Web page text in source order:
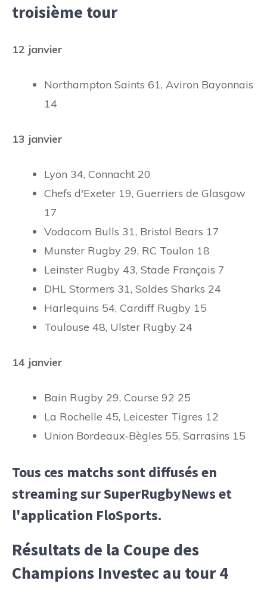
troisième tour
12 janvier
Northampton Saints 61, Aviron Bayonnais
14
13 janvier
Lyon 34, Connacht 20
Chefs d'Exeter 19, Guerriers de Glasgow
17
Vodacom Bulls 31, Bristol Bears 17
Munster Rugby 29, RC Toulon 18
Leinster Rugby 43, Stade Français 7
DHL Stormers 31, Soldes Sharks 24
Harlequins 54, Cardiff Rugby 15
Toulouse 48, Ulster Rugby 24
14 janvier
Bain Rugby 29, Course 92 25
La Rochelle 45, Leicester Tigres 12
Union Bordeaux-Bègles 55, Sarrasins 15
Tous ces matchs sont diffusés en
streaming sur SuperRugbyNews et
l'application FloSports.
Résultats de la Coupe des
Champions Investec au tour 4